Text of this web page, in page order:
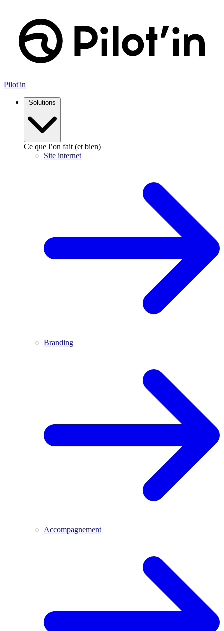
contenu
Pilot'in
Solutions
Ce que l’on fait (et bien)
Site internet
Branding
Accompagnement